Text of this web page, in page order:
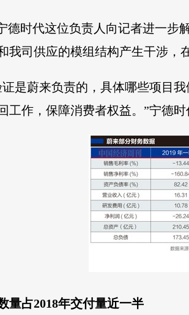
德时代这位负责人向记者进一
我司供应的模组结构产生干涉，
是蔚来负责的，具体哪些项目
工作，保障消费者权益。”宁德时
量占2018年交付量近一半